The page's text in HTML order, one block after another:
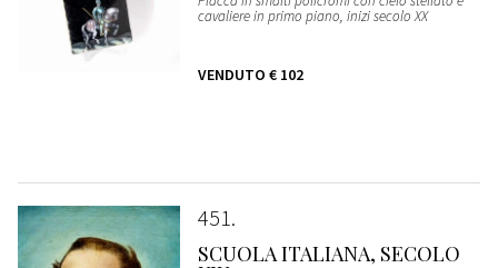
cavaliere in primo piano, inizi secolo XX
VENDUTO € 102
451
SCUOLA ITALIANA, SECOLO